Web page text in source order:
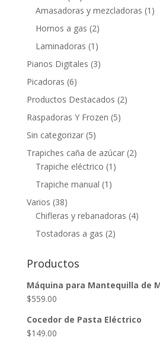
Amasadoras y mezcladoras (1)
Hornos a gas (2)
Laminadoras (1)
Pianos Digitales (3)
Picadoras (6)
Productos Destacados (2)
Raspadoras Y Frozen (5)
Sin categorizar (5)
Trapiches caña de azúcar (2)
Trapiche eléctrico (1)
Trapiche manual (1)
Varios (38)
Chifleras y rebanadoras (4)
Tostadoras a gas (2)
Productos
Máquina para Mantequilla de
$559.00
Cocedor de Pasta Eléctrico
$149.00